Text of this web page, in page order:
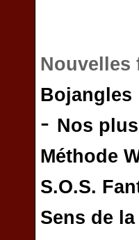
Nouvelles
Bojangles
- Nos
Méthode
S.O.S.
Sens de